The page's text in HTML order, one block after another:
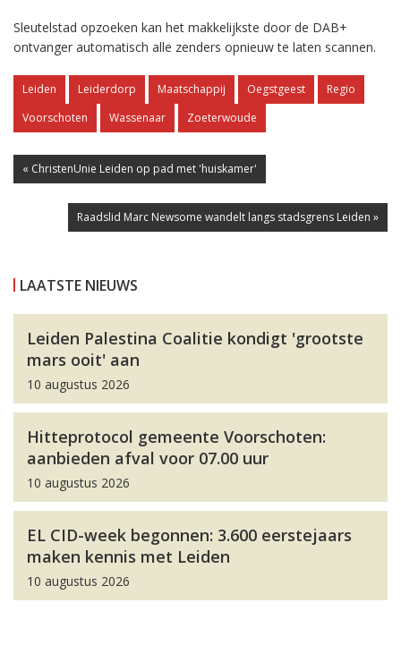
Sleutelstad opzoeken kan het makkelijkste door de DAB+
ontvanger automatisch alle zenders opnieuw te laten scannen.
Leiden Leiderdorp Maatschappij Oegstgeest
Regio
Voorschoten
Wassenaar Zoeterwoude
« ChristenUnie Leiden op pad met 'huiskamer'
Raadslid Marc Newsome wandelt langs stadsgrens Leiden »
LAATSTE NIEUWS
Leiden Palestina Coalitie kondigt 'grootste
mars ooit' aan
10 augustus 2026
Hitteprotocol gemeente Voorschoten:
aanbieden afval voor 07.00 uur
10 augustus 2026
EL CID-week begonnen: 3.600 eerstejaars
maken kennis met Leiden
10 augustus 2026